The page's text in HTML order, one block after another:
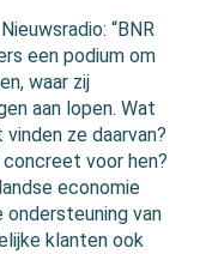
“BNR
een podium om
waar zij
aan lopen. Wat
ze daarvan?
voor hen?
economie
van
klanten ook